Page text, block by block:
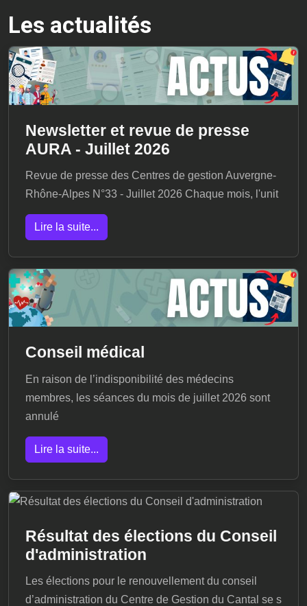
Les actualités
Newsletter et revue de presse
AURA - Juillet 2026
Revue de presse des Centres de gestion Auvergne-
Rhône-Alpes N°33 - Juillet 2026 Chaque mois, l'unit
Lire la suite...
Conseil médical
En raison de l’indisponibilité des médecins
membres, les séances du mois de juillet 2026 sont
annulé
Lire la suite...
Résultat des élections du Conseil
d'administration
Les élections pour le renouvellement du conseil
d’administration du Centre de Gestion du Cantal se s